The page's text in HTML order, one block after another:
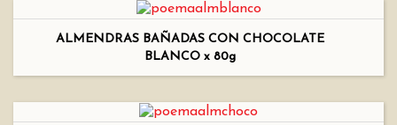
ALMENDRAS BAÑADAS CON CHOCOLATE
BLANCO x 80g